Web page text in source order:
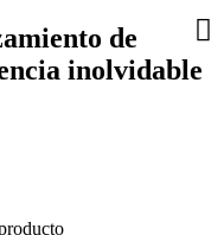
de
inolvidable